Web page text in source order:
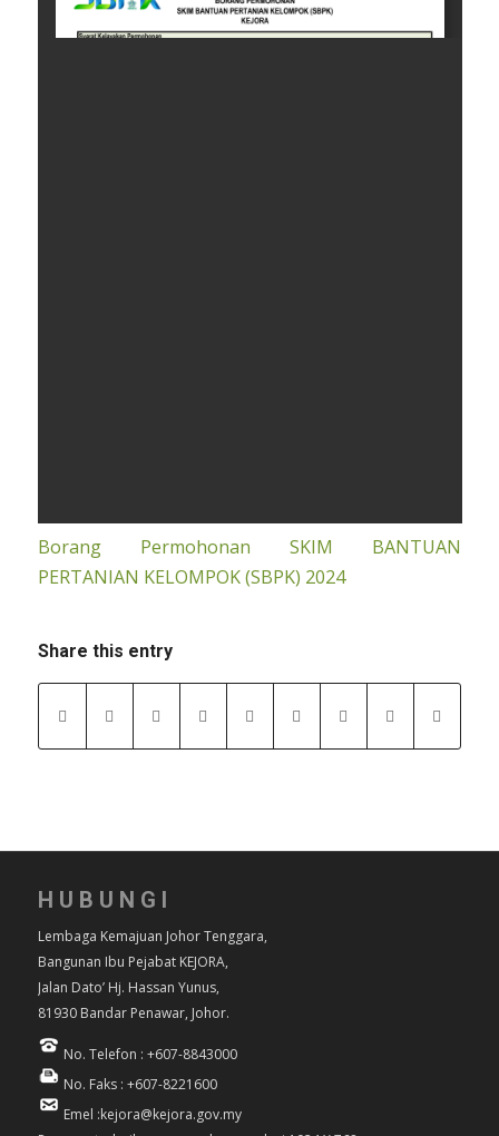
Borang Permohonan SKIM BANTUAN
PERTANIAN KELOMPOK (SBPK) 2024
Share this entry
HUBUNGI
Lembaga Kemajuan Johor Tenggara,
Bangunan Ibu Pejabat KEJORA,
Jalan Dato’ Hj. Hassan Yunus,
81930 Bandar Penawar, Johor.
No. Telefon : +607-8843000
No. Faks : +607-8221600
Emel :kejora@kejora.gov.my